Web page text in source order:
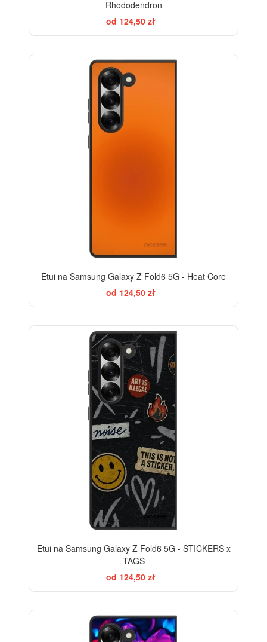
Rhododendron
od 124,50 zł
Etui na Samsung Galaxy Z Fold6 5G - Heat Core
od 124,50 zł
Etui na Samsung Galaxy Z Fold6 5G - STICKERS x
TAGS
od 124,50 zł